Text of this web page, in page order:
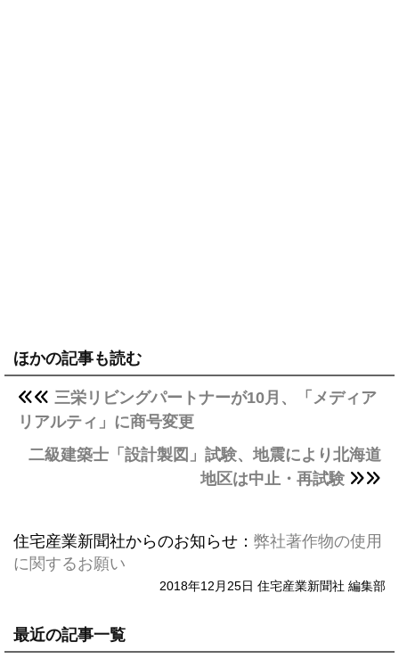
ほかの記事も読む
三栄リビングパートナーが10月、「メディア
リアルティ」に商号変更
二級建築士「設計製図」試験、地震により北海道
地区は中止・再試験
住宅産業新聞社からのお知らせ： 弊社著作物の使用
に関するお願い
2018年12月25日 住宅産業新聞社 編集部
最近の記事一覧